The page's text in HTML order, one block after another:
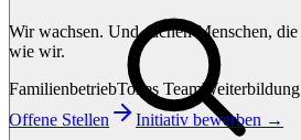
Wir wachsen. Und suchen Menschen, die
wie wir.
FamilienbetriebTolles TeamWeiterbildung
Offene Stellen
Initiativ bewerben →